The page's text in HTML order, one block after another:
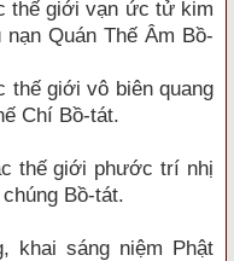
thế giới vạn ức tử kim
Quán Thế Âm Bồ-
giới vô biên quang
Chí Bồ-tát.
thế giới phước trí nhị
Bồ-tát.
sáng niệm Phật